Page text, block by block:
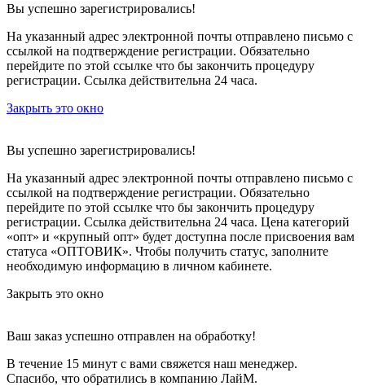
Вы успешно зарегистрировались!
На указанный адрес электронной почты отправлено письмо с
ссылкой на подтверждение регистрации. Обязательно
перейдите по этой ссылке что бы закончить процедуру
регистрации. Ссылка действительна 24 часа.
Закрыть это окно
Вы успешно зарегистрировались!
На указанный адрес электронной почты отправлено письмо с
ссылкой на подтверждение регистрации. Обязательно
перейдите по этой ссылке что бы закончить процедуру
регистрации. Ссылка действительна 24 часа. Цена категорий
«опт» и «крупный опт» будет доступна после присвоения вам
статуса «ОПТОВИК». Чтобы получить статус, заполните
необходимую информацию в личном кабинете.
Закрыть это окно
Ваш заказ успешно отправлен на обработку!
В течение 15 минут с вами свяжется наш менеджер.
Спасибо, что обратились в компанию ЛайМ.